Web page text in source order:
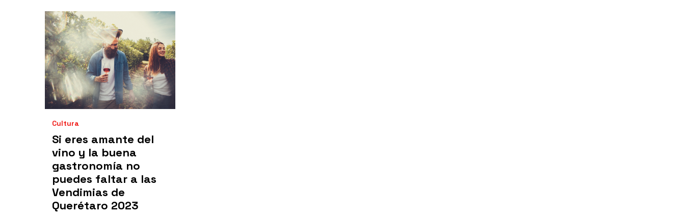
Cultura
Si eres amante del
vino y la buena
gastronomía no
puedes faltar a las
Vendimias de
Querétaro 2023